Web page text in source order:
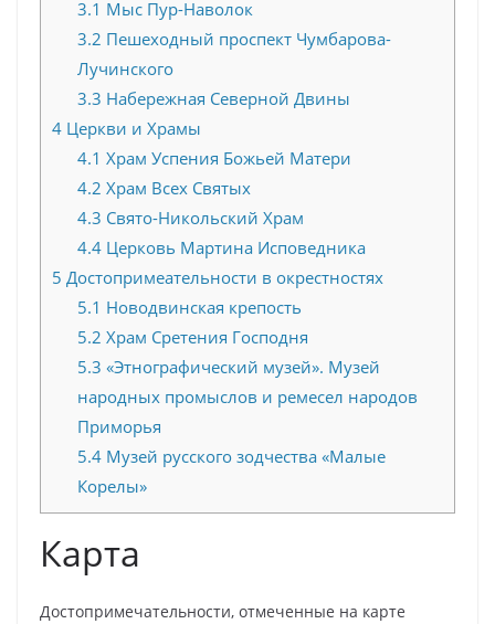
3.1 Мыс Пур-Наволок
3.2 Пешеходный проспект Чумбарова-
Лучинского
3.3 Набережная Северной Двины
4 Церкви и Храмы
4.1 Храм Успения Божьей Матери
4.2 Храм Всех Святых
4.3 Свято-Никольский Храм
4.4Церковь Мартина Исповедника
5 Достопримеательности в окрестностях
5.1 Новодвинская крепость
5.2 Храм Сретения Господня
5.3 «Этнографический музей». Музей
народных промыслов и ремесел народов
Приморья
5.4Музей русского зодчества «Малые
Корелы»
Карта
Достопримечательности, отмеченные на карте